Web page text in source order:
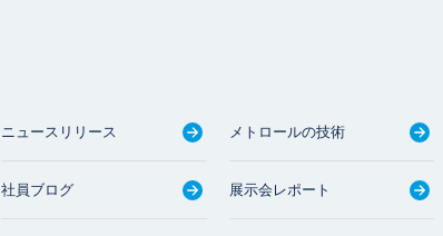
ニュースリリース メトロールの技術
社員ブログ 展示会レポート